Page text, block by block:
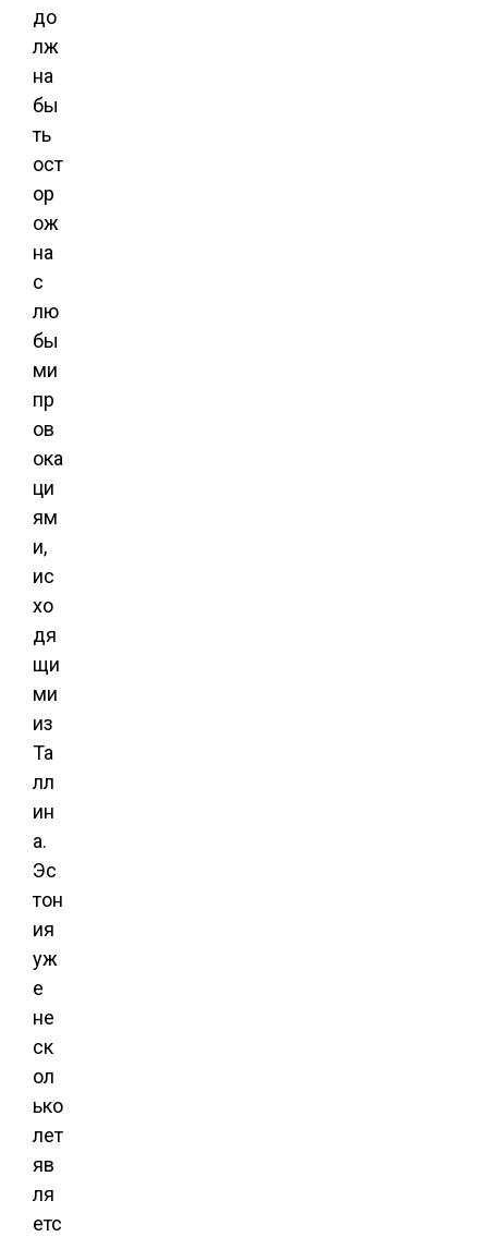
до
лж
на
бы
ть
ост
ор
ож
на
с
лю
бы
ми
пр
ов
ока
ци
ям
и,
ис
хо
дя
щи
ми
из
Та
лл
ин
а.
Эс
тон
ия
уж
е
не
ск
ол
ько
лет
яв
ля
етс